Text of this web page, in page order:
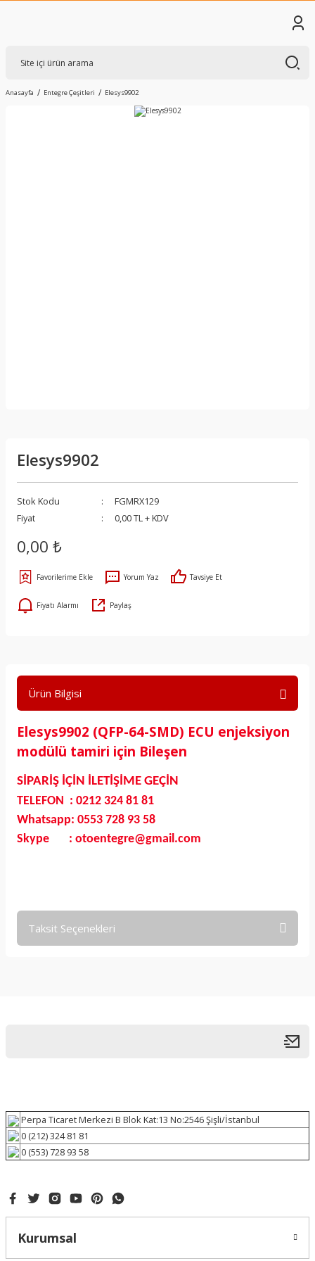
Anasayfa Entegre Çeşitleri Elesys9902
Elesys9902
Stok Kodu
FGMRX129
Fiyat
0,00 TL + KDV
0,00 ₺
Yorum Yaz Tavsiye Et
Fiyatı Alarmı Paylaş
Ürün Bilgisi
Elesys9902 (QFP-64-SMD) ECU enjeksiyon
modülü tamiri için Bileşen
SİPARİŞ İÇİN İLETİŞİME GEÇİN
TELEFON : 0212 324 81 81
Whatsapp: 0553 728 93 58
Skype : otoentegre@gmail.com
Taksit Seçenekleri
Perpa Ticaret Merkezi B Blok Kat:13 No:2546 Şişli/İstanbul
0 (212) 324 81 81
0 (553) 728 93 58
Kurumsal